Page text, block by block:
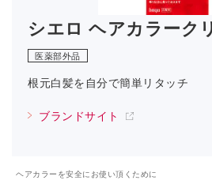
シエロ ヘアカラーク
医薬部外品
根元白髪を自分で簡単リタッチ
ブランドサイト
ヘアカラーを安全にお使い頂くために